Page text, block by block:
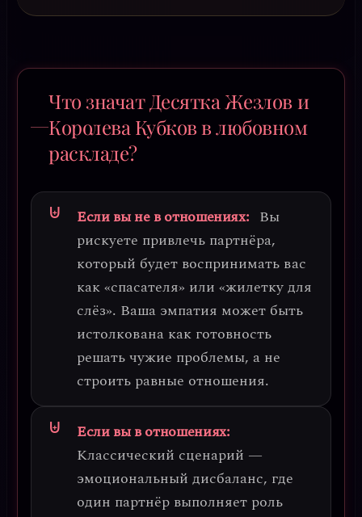
Что значат Десятка Жезлов и
Королева Кубков в любовном
раскладе?
Если вы не в отношениях: Вы
рискуете привлечь партнёра,
который будет воспринимать вас
как «спасателя» или «жилетку для
слёз». Ваша эмпатия может быть
истолкована как готовность
решать чужие проблемы, а не
строить равные отношения.
Если вы в отношениях:
Классический сценарий —
эмоциональный дисбаланс, где
один партнёр выполняет роль